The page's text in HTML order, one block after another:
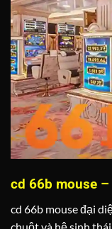
cd 66b mouse
cd 66b mouse đại
chuột và hệ sinh